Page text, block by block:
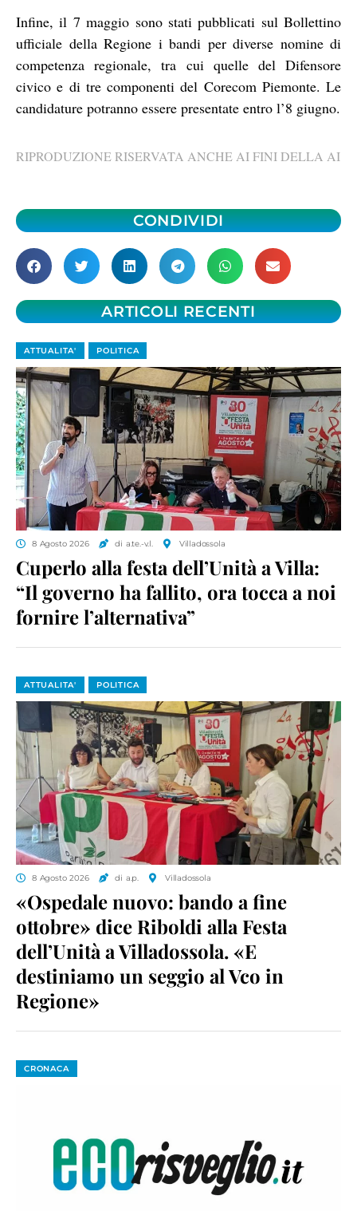
Infine, il 7 maggio sono stati pubblicati sul Bollettino
ufficiale della Regione i bandi per diverse nomine di
competenza regionale, tra cui quelle del Difensore
civico e di tre componenti del Corecom Piemonte. Le
candidature potranno essere presentate entro l’8 giugno.
RIPRODUZIONE RISERVATA ANCHE AI FINI DELLA AI
CONDIVIDI
ARTICOLI RECENTI
ATTUALITA' POLITICA
8 Agosto 2026 di a.te.-v.l. Villadossola
Cuperlo alla festa dell’Unità a Villa:
“Il governo ha fallito, ora tocca a noi
fornire l’alternativa”
ATTUALITA' POLITICA
8 Agosto 2026 di a.p. Villadossola
«Ospedale nuovo: bando a fine
ottobre» dice Riboldi alla Festa
dell’Unità a Villadossola. «E
destiniamo un seggio al Vco in
Regione»
CRONACA